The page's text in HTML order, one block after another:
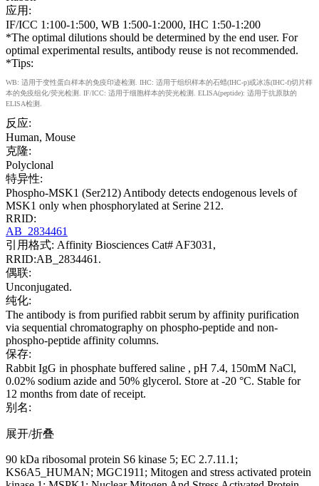
应用:
IF/ICC 1:100-1:500, WB 1:500-1:2000, IHC 1:50-1:200
*The optimal dilutions should be determined by the end user. For
optimal experimental results, antibody reuse is not recommended.
*Tips:
WB: 适用于变性蛋白样本的免疫印迹检测. IHC: 适用于组织样本的石蜡(IHC-p)或冰冻(IHC-f)切片样
本的免疫组化/荧光检测. IF/ICC: 适用于细胞样本的荧光检测. ELISA(peptide): 适用于抗原肽的
ELISA检测.
反应:
Human, Mouse
克隆:
Polyclonal
特异性:
Phospho-MSK1 (Ser212) Antibody detects endogenous levels of
MSK1 only when phosphorylated at Serine 212.
RRID:
AB_2834461
引用格式: Affinity Biosciences Cat# AF3031,
RRID:AB_2834461.
偶联:
Unconjugated.
纯化:
The antibody is from purified rabbit serum by affinity purification
via sequential chromatography on phospho-peptide and non-
phospho-peptide affinity columns.
保存:
Rabbit IgG in phosphate buffered saline , pH 7.4, 150mM NaCl,
0.02% sodium azide and 50% glycerol. Store at -20 °C. Stable for
12 months from date of receipt.
别名:
展开/折叠
90 kDa ribosomal protein S6 kinase 5; EC 2.7.11.1;
KS6A5_HUMAN; MGC1911; Mitogen and stress activated protein